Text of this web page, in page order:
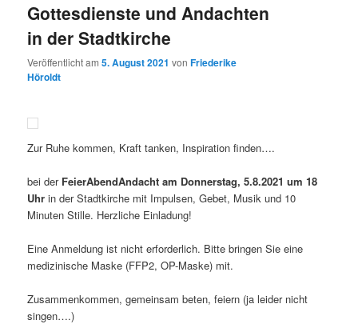
Gottesdienste und Andachten
in der Stadtkirche
Veröffentlicht am5. August 2021 vonFriederike
Höroldt
Zur Ruhe kommen, Kraft tanken, Inspiration finden….
bei der FeierAbendAndacht am Donnerstag, 5.8.2021 um 18
Uhr in der Stadtkirche mit Impulsen, Gebet, Musik und 10
Minuten Stille. Herzliche Einladung!
Eine Anmeldung ist nicht erforderlich. Bitte bringen Sie eine
medizinische Maske (FFP2, OP-Maske) mit.
Zusammenkommen, gemeinsam beten, feiern (ja leider nicht
singen….)